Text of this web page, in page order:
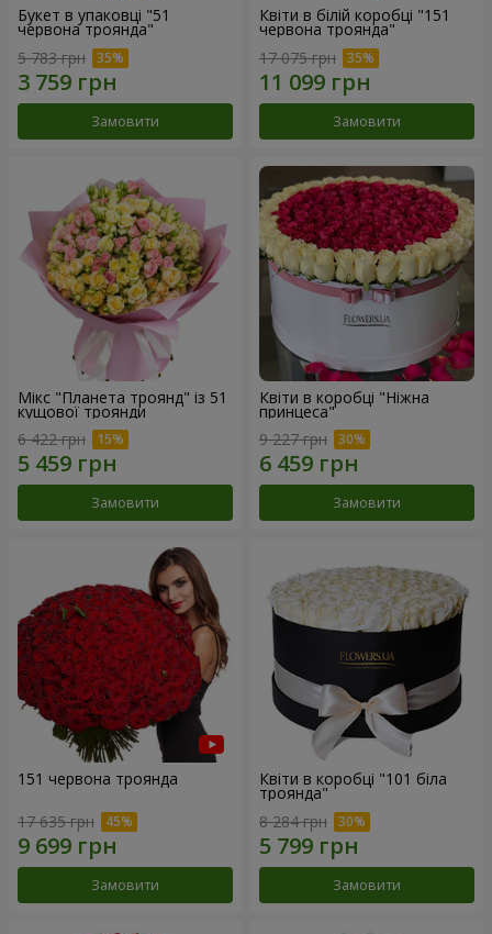
Букет в упаковці "51
червона троянда"
5 783 грн
Замовити
Квіти в білій коробці "151
червона троянда"
17 075 грн
Замовити
Мікс "Планета троянд" із 51
кущової троянди
6 422 грн
Замовити
Квіти в коробці "Ніжна
принцеса"
9 227 грн
Замовити
151 червона троянда
17 635 грн
Замовити
Квіти в коробці "101 біла
троянда"
8 284 грн
Замовити